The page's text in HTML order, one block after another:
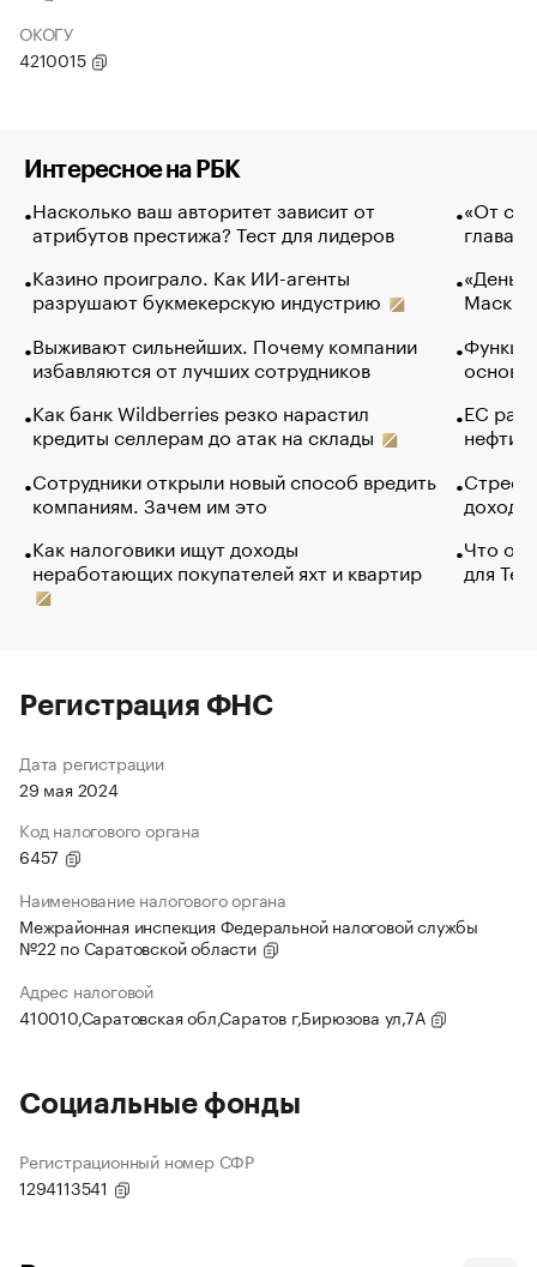
ОКОГУ
4210015
Интересное на РБК
Насколько ваш авторитет зависит от
атрибутов престижа? Тест для лидеров
Казино проиграло. Как ИИ-агенты
разрушают букмекерскую индустрию
Выживают сильнейших. Почему компании
избавляются от лучших сотрудников
Как банк Wildberries резко нарастил
кредиты селлерам до атак на склады
Сотрудники открыли новый способ вредить
компаниям. Зачем им это
Как налоговики ищут доходы
неработающих покупателей яхт и квартир
«От
глава
Маск в
основ
ЕС
нефти
Что
для
Регистрация ФНС
Дата регистрации
29 мая 2024
Код налогового органа
6457
Наименование налогового органа
Межрайонная инспекция Федеральной налоговой службы
№22 по Саратовской области
Адрес налоговой
410010,Саратовская обл,Саратов г,Бирюзова ул,7А
Социальные фонды
Регистрационный номер СФР
1294113541